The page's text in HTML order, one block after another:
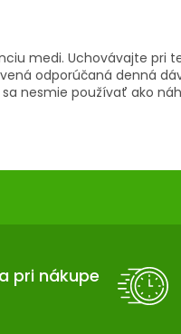
medi. Uchovávajte pri
odporúčaná denná
nesmie používať ako
pri nákupe